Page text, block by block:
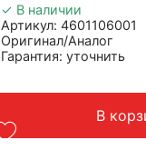
✓ В наличии
Артикул: 4601106001
Оригинал/Аналог
Гарантия: уточнить
Вес: до 1 кг
В